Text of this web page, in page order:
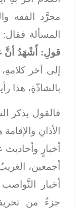
مجرَّد الفقه
المسألة فقال: (
قولِ: أَشْهَدُ أنَّ
إلى آخر
بالشاذّةِ، هذا
فالقول بذكر
الأذانِ
أخبارٍ وأحاديث
أجمعين،
أخبار
جزءٌ من